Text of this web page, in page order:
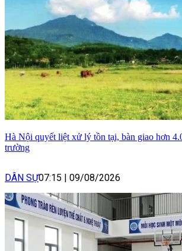
Hà Nội quyết liệt xử lý tồn tại, bàn giao hơn
trường
DÂN SỰ07:15 09/08/2026